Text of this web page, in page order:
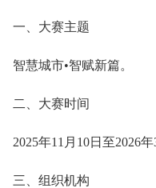
一、大赛主题
智慧城市•智赋新篇。
二、大赛时间
2025年11月10日至2026年
三、组织机构